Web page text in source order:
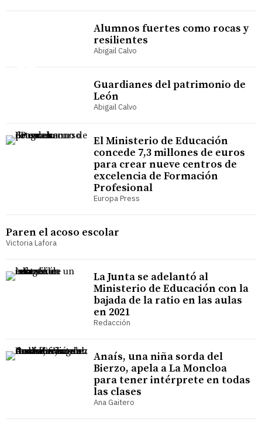
Alumnos fuertes como rocas y
resilientes
Abigail Calvo
Guardianes del patrimonio de
León
Abigail Calvo
El Ministerio de Educación
concede 7,3 millones de euros
para crear nueve centros de
excelencia de Formación
Profesional
Europa Press
Paren el acoso escolar
Victoria Lafora
La Junta se adelantó al
Ministerio de Educación con la
bajada de la ratio en las aulas
en 2021
Redacción
Anaís, una niña sorda del
Bierzo, apela a La Moncloa
para tener intérprete en todas
las clases
Ana Gaitero